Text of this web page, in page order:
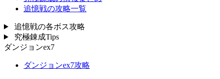
追憶戦の攻略一覧
追憶戦の各ボス攻略
究極錬成Tips
ダンジョンex7
ダンジョンex7攻略